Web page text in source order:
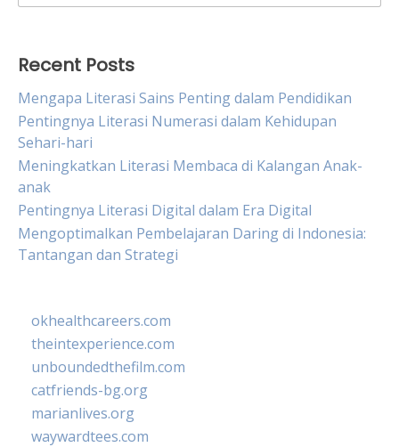
for:
Recent Posts
Mengapa Literasi Sains Penting dalam Pendidikan
Pentingnya Literasi Numerasi dalam Kehidupan
Sehari-hari
Meningkatkan Literasi Membaca di Kalangan Anak-
anak
Pentingnya Literasi Digital dalam Era Digital
Mengoptimalkan Pembelajaran Daring di Indonesia:
Tantangan dan Strategi
okhealthcareers.com
theintexperience.com
unboundedthefilm.com
catfriends-bg.org
marianlives.org
waywardtees.com